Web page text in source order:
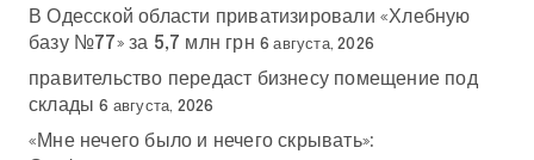
В Одесской области приватизировали «Хлебную
базу №77» за 5,7 млн грн 6 августа, 2026
правительство передаст бизнесу помещение под
склады 6 августа, 2026
«Мне нечего было и нечего скрывать»: